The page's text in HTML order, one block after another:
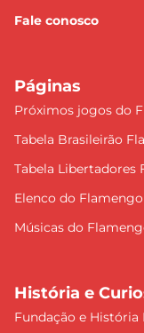
Fale conosco
Páginas
Próximos jogos do
Tabela Brasileirão
Tabela Libertadores
Elenco do Flamengo
Músicas do
História e
Fundação e História